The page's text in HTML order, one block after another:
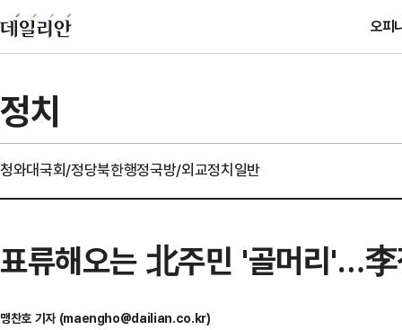
오피
정치
청와대국회/정당북한행정국방/외교정치일반
표류해오는 北주민 '골머리'…
맹찬호 기자 (maengho@dailian.co.kr)